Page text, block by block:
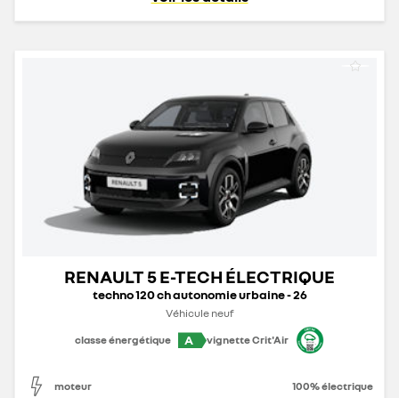
RENAULT 5 E-TECH ÉLECTRIQUE
techno 120 ch autonomie urbaine - 26
Véhicule neuf
classe énergétique
A vignette Crit'Air
moteur 100% électrique